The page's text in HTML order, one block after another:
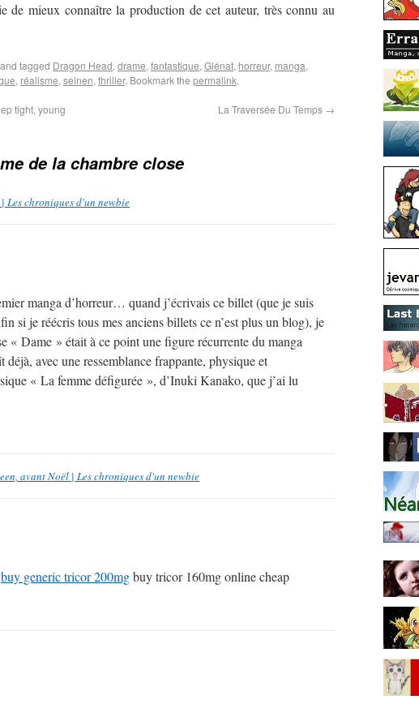
de mieux connaître la production de cet auteur, très connu au
and tagged Dragon Head, drame, fantastique, Glénat, horreur, manga,
, réalisme, seinen, thriller. Bookmark the permalink.
tight, young
La Traversée Du Temps →
de la chambre close
Les chroniques d'un newbie
manga d’horreur… quand j’écrivais ce billet (que je suis
si je réécris tous mes anciens billets ce n’est plus un blog), je
« Dame » était à ce point une figure récurrente du manga
déjà, avec une ressemblance frappante, physique et
« La femme défigurée », d’Inuki Kanako, que j’ai lu
avant Noël | Les chroniques d'un newbie
buy generic tricor 200mgbuy tricor 160mg online cheap